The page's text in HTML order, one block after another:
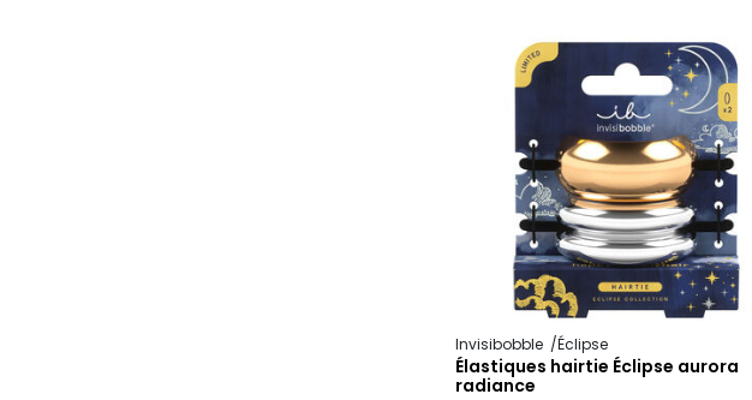
Invisibobble Éclipse
Élastiques hairtie Éclipse aurora
radiance